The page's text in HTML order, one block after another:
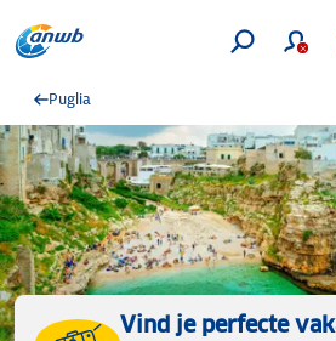
Puglia
Vind je perfecte